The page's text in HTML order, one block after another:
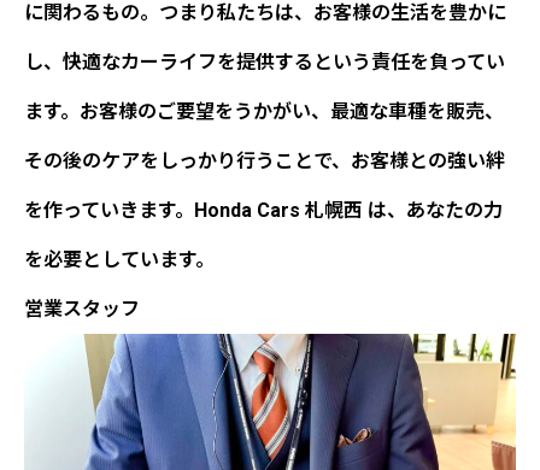
に関わるもの。つまり私たちは、お客様の生活を豊かに
し、快適なカーライフを提供するという責任を負ってい
ます。お客様のご要望をうかがい、最適な車種を販売、
その後のケアをしっかり行うことで、お客様との強い絆
を作っていきます。Honda Cars 札幌西 は、あなたの力
を必要としています。
営業スタッフ